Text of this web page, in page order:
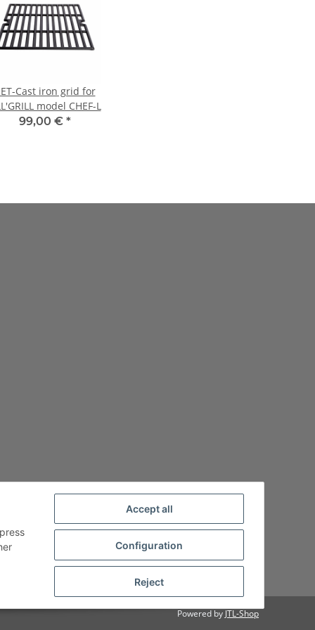
Cast iron grid for
model CHEF-L
99,00 € *
Powered by JTL-Shop
Accept all
Configuration
Reject